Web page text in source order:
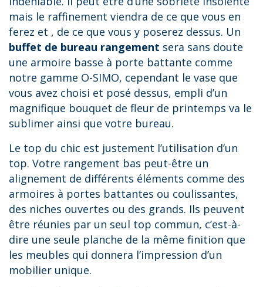
mais le raffinement viendra de ce que vous en
ferez et , de ce que vous y poserez dessus. Un
buffet de bureau rangement sera sans doute
une armoire basse à porte battante comme
notre gamme O-SIMO, cependant le vase que
vous avez choisi et posé dessus, empli d’un
magnifique bouquet de fleur de printemps va le
sublimer ainsi que votre bureau.
Le top du chic est justement l’utilisation d’un
top. Votre rangement bas peut-être un
alignement de différents éléments comme des
armoires à portes battantes ou coulissantes,
des niches ouvertes ou des grands. Ils peuvent
être réunies par un seul top commun, c’est-à-
dire une seule planche de la même finition que
les meubles qui donnera l’impression d’un
mobilier unique.